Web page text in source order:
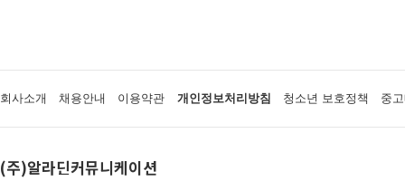
회사소개 채용안내 이용약관 개인정보처리방침 청소년 보호정책 중
(주)알라딘커뮤니케이션